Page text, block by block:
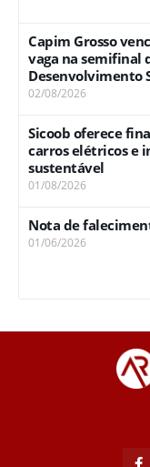
Capim Grosso
vaga na semifinal
Desenvolvimento
02/08/2026
Sicoob oferece
carros elétricos e
sustentável
01/08/2026
Nota de
01/06/2026